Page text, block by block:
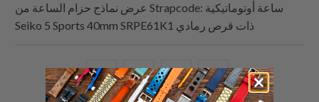
عرض نماذج حزام الساعة منStrapcode: ساعة أوتوماتيكية
Seiko 5 Sports 40mm SRPE61K1 ذات قرص رمادي
شارك
هذا
شارك
هذا
شارك
هذا
البريد
الإلكتروني